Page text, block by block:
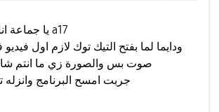
يا جماعة انا معايا سامسونج a17
ودايما لما بفتح التيك توك لازم اول
صوت بس والصورة زي ما انتم